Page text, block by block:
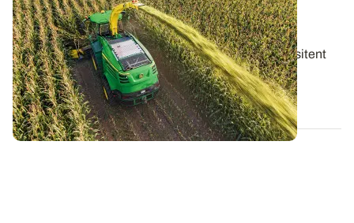
précautions à prendre lors du chantier
d’ensilage
Les maïs fourrages ayant subi la sécheresse nécessitent
d’adapter la conduite du chantier...
27 JUILL. 2026